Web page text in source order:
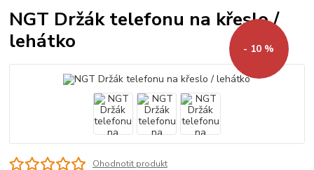
NGT Držák telefonu na křeslo /
lehátko
- 10 %
Ohodnotit produkt